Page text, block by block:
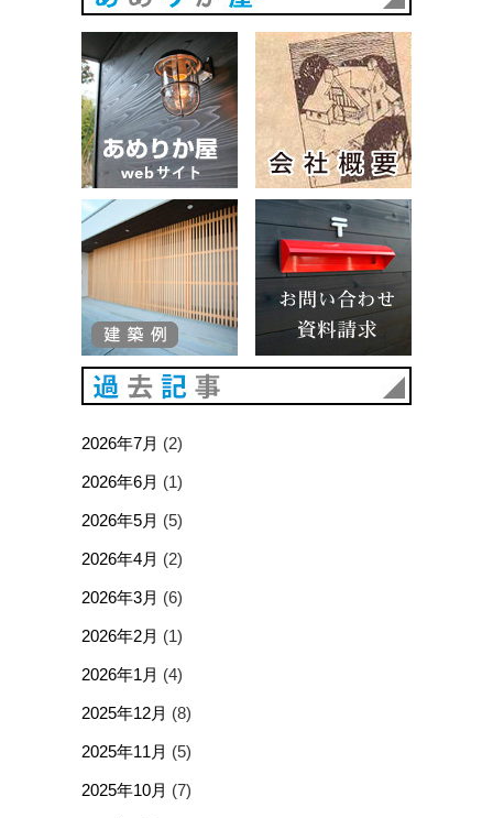
あめりか屋WEBサイト
2026年7月 (2)
2026年6月 (1)
2026年5月 (5)
2026年4月 (2)
2026年3月 (6)
2026年2月 (1)
2026年1月 (4)
2025年12月 (8)
2025年11月 (5)
2025年10月 (7)